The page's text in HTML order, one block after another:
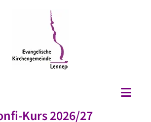
Kurs 2026/27